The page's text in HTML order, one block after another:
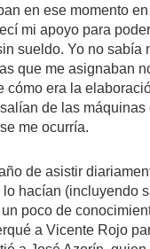
en ese momento
mi apoyo para
sueldo. Yo no sabía
que me asignaban
cómo era la
de las máquinas
me ocurría.
de asistir
lo hacían (incluyendo
poco de
a Vicente Rojo